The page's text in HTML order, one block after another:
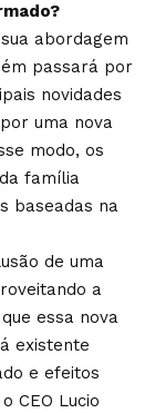
abordagem
passará por
novidades
uma nova
modo, os
família
baseadas na
de uma
a
essa nova
existente
e efeitos
CEO Lucio